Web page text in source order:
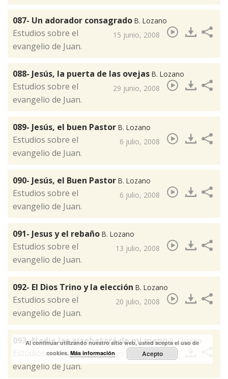
087- Un adorador consagrado B. Lozano
15 junio, 2008
​Estudios sobre el
evangelio de Juan.
088- Jesús, la puerta de las ovejas B. Lozano
29 junio, 2008
​Estudios sobre el
evangelio de Juan.
089- Jesús, el buen Pastor B. Lozano
6 julio, 2008
​Estudios sobre el
evangelio de Juan.
090- Jesús, el Buen Pastor B. Lozano
6 julio, 2008
​Estudios sobre el
evangelio de Juan.
091- Jesus y el rebaño B. Lozano
13 julio, 2008
Estudios sobre el
evangelio de Juan.
092- El Dios Trino y la elección B. Lozano
20 julio, 2008
​Estudios sobre el
evangelio de Juan.
093- Nadie las arrebatará de mi manoB. Lozano
27 julio, 2008
​Estudios sobre el
evangelio de Juan.
Al continuar utilizando nuestro sitio web, usted acepta el uso de
cookies.Más información Acepto